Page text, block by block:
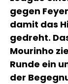
gegen
damit das
gedreht.
Mourinho
Runde ein
der